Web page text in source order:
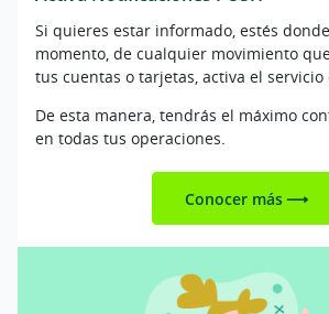
Si quieres estar informado, estés
momento, de cualquier movimiento
tus cuentas o tarjetas, activa el
De esta manera, tendrás el máximo
en todas tus operaciones.
Conocer más